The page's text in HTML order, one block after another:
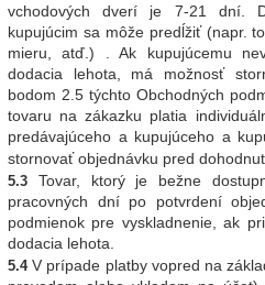
vchodových dverí je 7-21 dní.
kupujúcim sa môže predĺžiť (napr.
mieru, atď.) . Ak kupujúcemu
dodacia lehota, má možnosť
bodom 2.5 týchto Obchodných
tovaru na zákazku platia
predávajúceho a kupujúceho a
stornovať objednávku pred
5.3
Tovar, ktorý je bežne
pracovných dní po potvrdení
podmienok pre vyskladnenie, ak
dodacia lehota.
5.4 V prípade platby vopred na